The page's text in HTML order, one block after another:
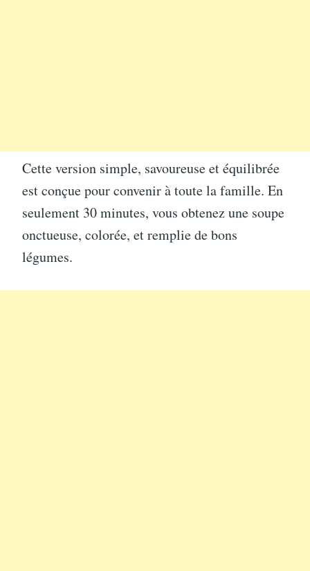
Cette version simple, savoureuse et équilibrée
est conçue pour convenir à toute la famille. En
seulement 30 minutes, vous obtenez une soupe
onctueuse, colorée, et remplie de bons
légumes.